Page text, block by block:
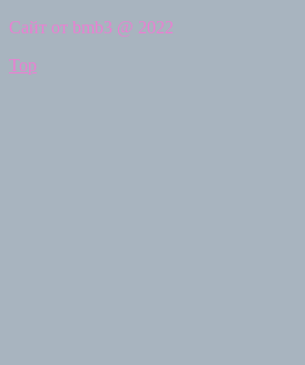
Сайт от bmb3 @ 2022
Top